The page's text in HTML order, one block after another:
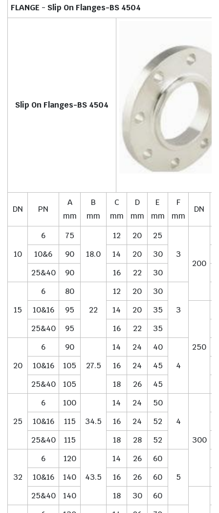
FLANGE - Slip On Flanges-BS 4504
Slip On Flanges-BS 4504
DN PN
A
mm
B
mm
C
mm
D
mm
E
mm
F
mm
DN
10
6
75
18.0
12 20
25
3
200
10&6 90 14 20 30
25&40
90 16 22 30
15
6
80
22
12 20
30
3
10&16 95 14 20 35
250
25&40 95 16 22 35
20
6
90
27.5
14 24
40
4
10&16 105 16 24
45
25&40
105 18 26 45
25
6
100
34.5
14 24
50
4
300
10&16 115 16 24
52
25&40
115 18 28 52
32
6
120
43.5
14 26
60
5
10&16 140 16 26
60
25&40
140 18 30
60